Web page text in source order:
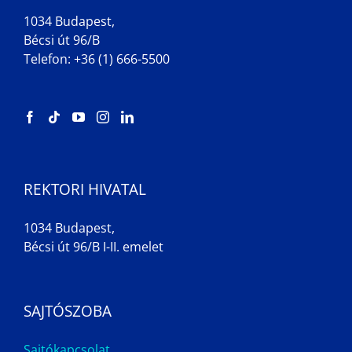
1034 Budapest,
Bécsi út 96/B
Telefon: +36 (1) 666-5500
REKTORI HIVATAL
1034 Budapest,
Bécsi út 96/B I-II. emelet
SAJTÓSZOBA